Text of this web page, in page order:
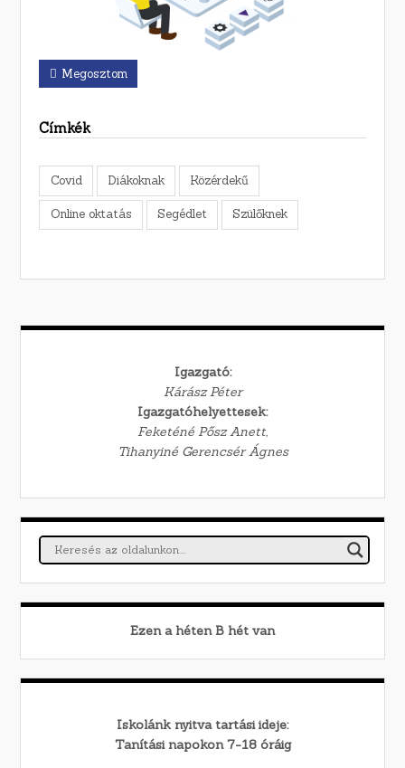
Megosztom
Címkék
Covid Diákoknak Közérdekű
Online oktatás Segédlet Szülőknek
Igazgató:
Kárász Péter
Igazgatóhelyettesek:
Feketéné Pősz Anett,
Tihanyiné Gerencsér Ágnes
Ezen a héten B hét van
Iskolánk nyitva tartási ideje:
Tanítási napokon 7-18 óráig